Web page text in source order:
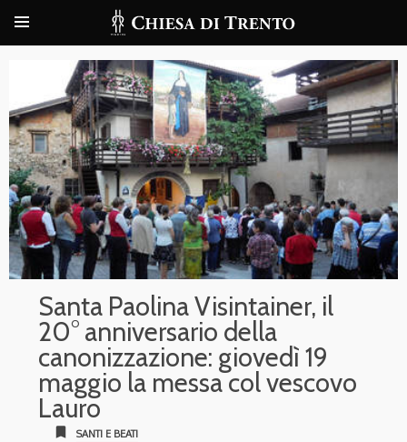
Santa Paolina Visintainer, il
20° anniversario della
canonizzazione: giovedì 19
maggio la messa col vescovo
Lauro
bookmark SANTI E BEATI